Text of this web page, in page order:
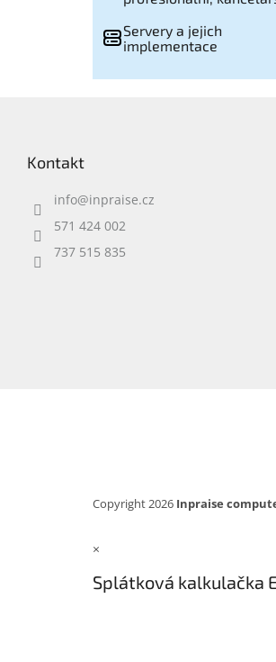
Servery a jejich
implementace
Kontakt
info@inpraise.cz
571 424 002
737 515 835
Copyright 2026 Inpraise
×
Splátková kalkulačka